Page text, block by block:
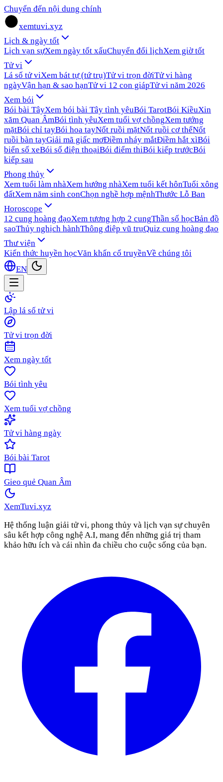
Chuyển đến nội dung chính
xemtuvi.xyz
Lịch & ngày tốt
Lịch vạn sựXem ngày tốt xấuChuyển đổi lịchXem giờ tốt
Tử vi
Lá số tử viXem bát tự (tứ trụ)Tử vi trọn đờiTử vi hàng
ngàyVận hạn & sao hạnTử vi 12 con giápTử vi năm 2026
Xem bói
Bói bài TâyXem bói bài Tây tình yêuBói TarotBói KiềuXin
xăm Quan ÂmBói tình yêuXem tuổi vợ chồngXem tướng
mặtBói chỉ tayBói hoa tayNốt ruồi mặtNốt ruồi cơ thểNốt
ruồi bàn tayGiải mã giấc mơĐiềm nháy mắtĐiềm hắt xìBói
biển số xeBói số điện thoạiBói điểm thiBói kiếp trướcBói
kiếp sau
Phong thủy
Xem tuổi làm nhàXem hướng nhàXem tuổi kết hônTuổi xông
đấtXem năm sinh conChọn nghề hợp mệnhThước Lỗ Ban
Horoscope
12 cung hoàng đạoXem tương hợp 2 cungThần số họcBản đồ
saoThủy nghịch hànhThông điệp vũ trụQuiz cung hoàng đạo
Thư viện
Kiến thức huyền họcVăn khấn cổ truyềnVề chúng tôi
EN
Lập lá số tử vi
Tử vi trọn đời
Xem ngày tốt
Bói tình yêu
Xem tuổi vợ chồng
Tử vi hàng ngày
Bói bài Tarot
Gieo quẻ Quan Âm
XemTuvi.xyz
Hệ thống luận giải tử vi, phong thủy và lịch vạn sự chuyên
sâu kết hợp công nghệ A.I, mang đến những giá trị tham
khảo hữu ích và cái nhìn đa chiều cho cuộc sống của bạn.